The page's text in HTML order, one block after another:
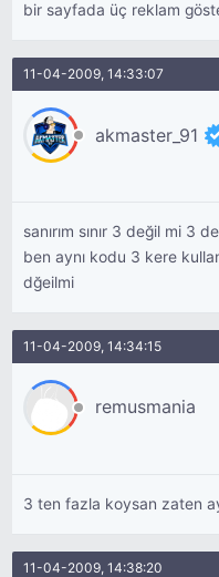
bir sayfada üç reklam
11-04-2009, 14:33:07
akmaster_91
sanırım sınır 3 değil mi 3
ben aynı kodu 3 kere
dğeilmi
11-04-2009, 14:34:15
remusmania
3 ten fazla koysan zaten
11-04-2009, 14:38:20